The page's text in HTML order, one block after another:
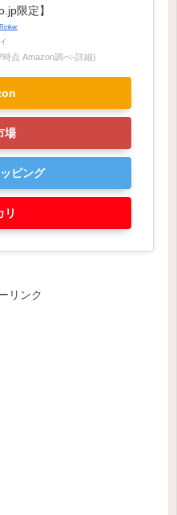
限定】
Rinker
点 Amazon調べ-詳細)
場
ピング
リ
リンク